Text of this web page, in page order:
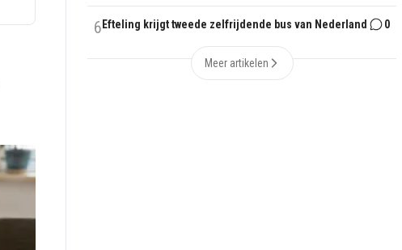
6 Efteling krijgt tweede zelfrijdende bus van Nederland 0
Meer artikelen